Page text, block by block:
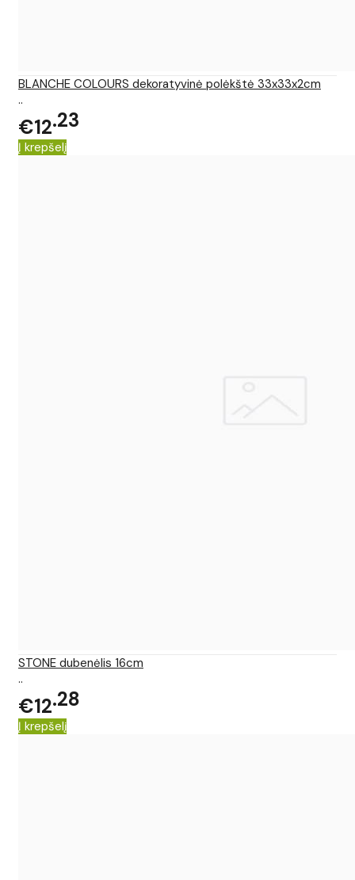
BLANCHE COLOURS dekoratyvinė polėkštė 33x33x2cm
..
€12 23
Į krepšelį
STONE dubenėlis 16cm
..
€12 28
Į krepšelį